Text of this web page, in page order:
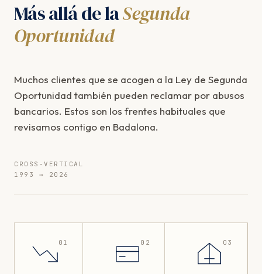
Más allá de laSegunda
Oportunidad
Muchos clientes que se acogen a la Ley de Segunda
Oportunidad también pueden reclamar por abusos
bancarios. Estos son los frentes habituales que
revisamos contigo en Badalona.
CROSS-VERTICAL
1993 → 2026
01 02 03